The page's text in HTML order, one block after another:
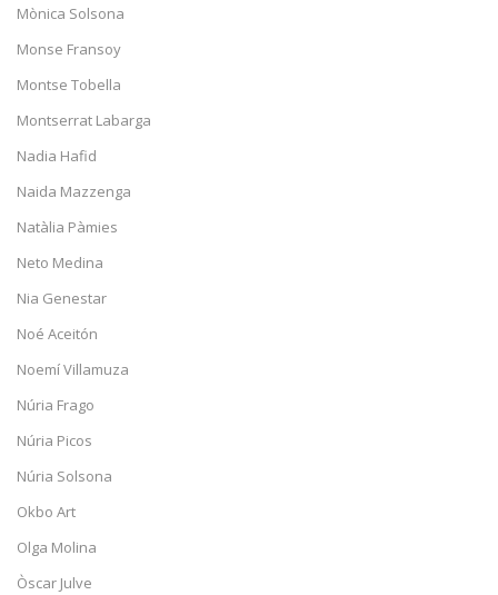
Mònica Solsona
Monse Fransoy
Montse Tobella
Montserrat Labarga
Nadia Hafid
Naida Mazzenga
Natàlia Pàmies
Neto Medina
Nia Genestar
Noé Aceitón
Noemí Villamuza
Núria Frago
Núria Picos
Núria Solsona
Okbo Art
Olga Molina
Òscar Julve